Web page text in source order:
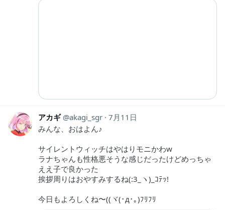
アカギ akagi_sgr 7月11日
みんな、おはよん♪
サイレントウィッチはやはりモニかわw
ラナちゃんも性格悪そうな感じだったけどめっちゃ
ええ子で良かった
挨拶周りはおやすみするね(:3_ヽ)_ｺﾃｯ!
今日もよろしくね〜((ヾ(･д･｡)ﾌﾘﾌﾘ